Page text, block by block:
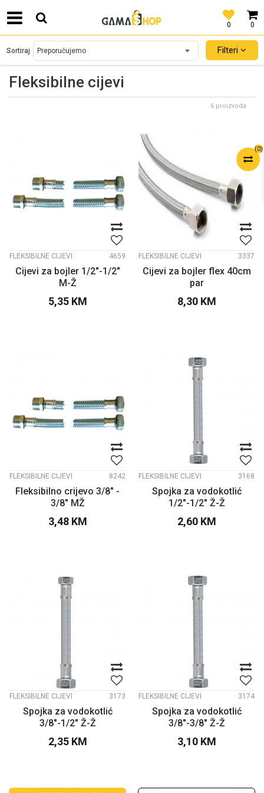
0
0
SIGURNO PLAĆANJE PLATNIM KARTICAMA!
(0)
Fleksibilne cijevi
Sortiraj Filteri
6 proizvoda
FLEKSIBILNE CIJEVI 4659
Cijevi za bojler 1/2"-1/2"
M-Ž
5,35 KM
FLEKSIBILNE CIJEVI 3337
Cijevi za bojler flex 40cm
par
8,30 KM
FLEKSIBILNE CIJEVI 8242
Fleksibilno crijevo 3/8" -
3/8" MŽ
3,48 KM
FLEKSIBILNE CIJEVI 3168
Spojka za vodokotlić
1/2"-1/2" Ž-Ž
2,60 KM
FLEKSIBILNE CIJEVI 3173
Spojka za vodokotlić
3/8"-1/2" Ž-Ž
2,35 KM
FLEKSIBILNE CIJEVI 3174
Spojka za vodokotlić
3/8"-3/8" Ž-Ž
3,10 KM